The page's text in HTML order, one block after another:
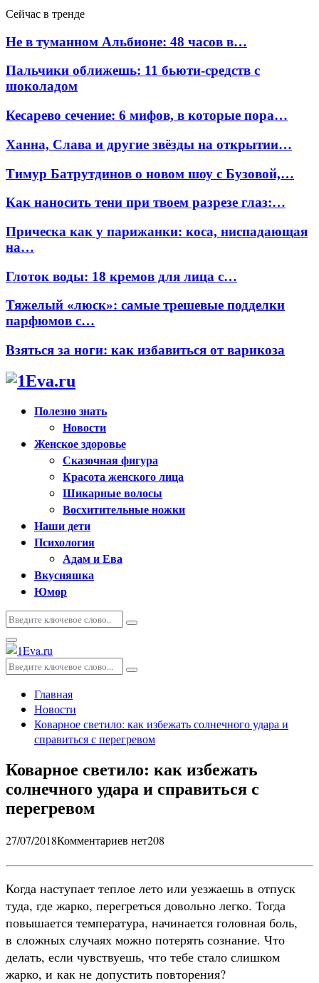
Сейчас в тренде
Не в туманном Альбионе: 48 часов в…
Пальчики оближешь: 11 бьюти-средств с
шоколадом
Кесарево сечение: 6 мифов, в которые пора…
Ханна, Слава и другие звёзды на открытии…
Тимур Батрутдинов о новом шоу с Бузовой,…
Как наносить тени при твоем разрезе глаз:…
Прическа как у парижанки: коса, ниспадающая
на…
Глоток воды: 18 кремов для лица с…
Тяжелый «люск»: самые трешевые подделки
парфюмов с…
Взяться за ноги: как избавиться от варикоза
Полезно знать
Новости
Женское здоровье
Сказочная фигура
Красота женского лица
Шикарные волосы
Восхитительные ножки
Наши дети
Психология
Адам и Ева
Вкусняшка
Юмор
Искать:
Поиск
Основное
меню
Искать:
Поиск
Главная
Новости
Коварное светило: как избежать солнечного удара и
справиться с перегревом
Коварное светило: как избежать
солнечного удара и справиться с
перегревом
27/07/2018Комментариев нет208
Когда наступает теплое лето или уезжаешь в отпуск
туда, где жарко, перегреться довольно легко. Тогда
повышается температура, начинается головная боль,
в сложных случаях можно потерять сознание. Что
делать, если чувствуешь, что тебе стало слишком
жарко, и как не допустить повторения?